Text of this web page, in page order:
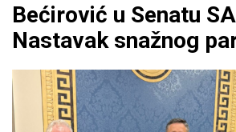
Bećirović u Senatu
Nastavak snažnog